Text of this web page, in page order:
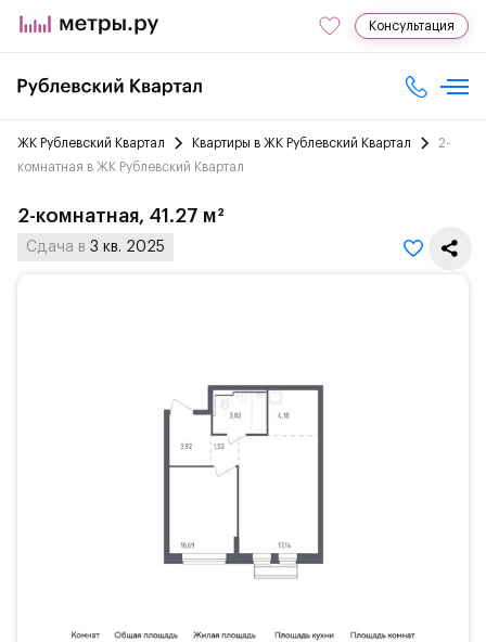
Консультация
ЖК Рублевский Квартал Квартиры в ЖК Рублевский Квартал
2-
комнатная в ЖК Рублевский Квартал
2-комнатная, 41.27 м²
Сдача в 3 кв. 2025